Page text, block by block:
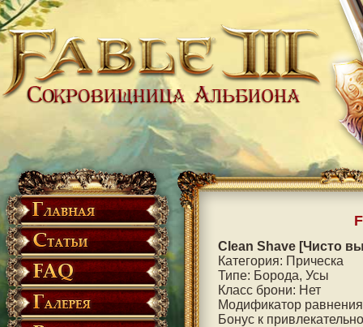
Clean Shave [Чисто
Категория: Прическа
Типe: Борода, Усы
Класс брони: Нет
Модификатор
Бонус к